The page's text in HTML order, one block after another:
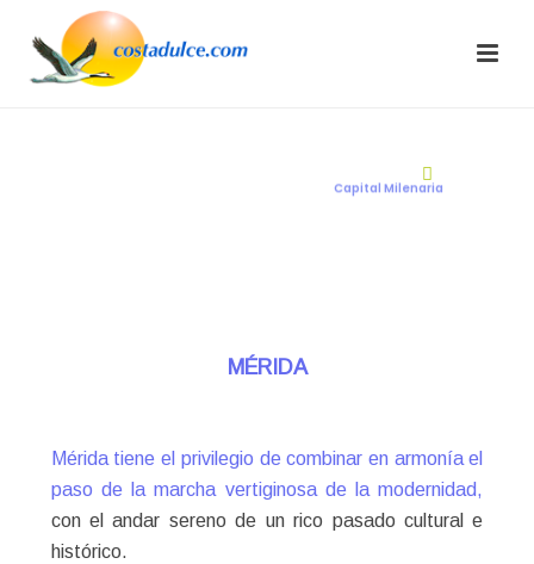
Capital Milenaria
MÉRIDA
Mérida tiene el privilegio de combinar en armonía el
paso de la marcha vertiginosa de la modernidad,
con el andar sereno de un rico pasado cultural e
histórico.